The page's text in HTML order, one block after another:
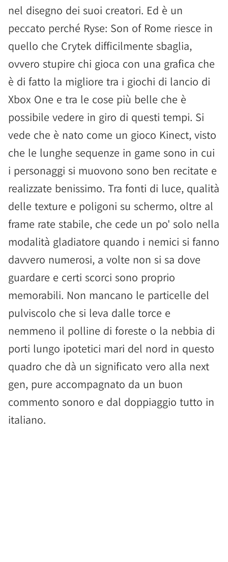
nel disegno dei suoi creatori. Ed è un
peccato perché Ryse: Son of Rome riesce in
quello che Crytek difficilmente sbaglia,
ovvero stupire chi gioca con una grafica che
è di fatto la migliore tra i giochi di lancio di
Xbox One e tra le cose più belle che è
possibile vedere in giro di questi tempi. Si
vede che è nato come un gioco Kinect, visto
che le lunghe sequenze in game sono in cui
i personaggi si muovono sono ben recitate e
realizzate benissimo. Tra fonti di luce, qualità
delle texture e poligoni su schermo, oltre al
frame rate stabile, che cede un po' solo nella
modalità gladiatore quando i nemici si fanno
davvero numerosi, a volte non si sa dove
guardare e certi scorci sono proprio
memorabili. Non mancano le particelle del
pulviscolo che si leva dalle torce e
nemmeno il polline di foreste o la nebbia di
porti lungo ipotetici mari del nord in questo
quadro che dà un significato vero alla next
gen, pure accompagnato da un buon
commento sonoro e dal doppiaggio tutto in
italiano.